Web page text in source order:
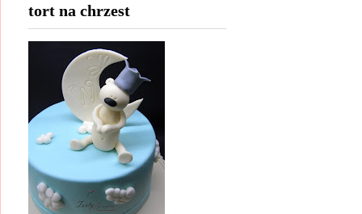
tort na chrzest